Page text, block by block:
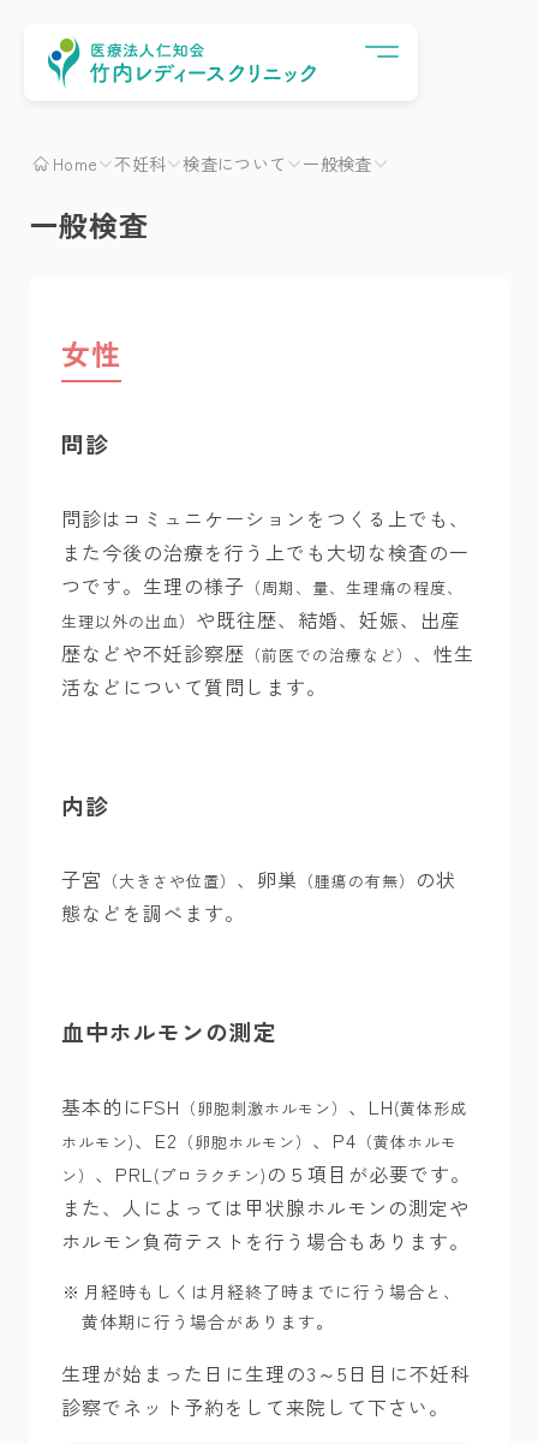
Home 不妊科 検査について 一般検査
一般検査
女性
問診
問診はコミュニケーションをつくる上でも、
また今後の治療を行う上でも大切な検査の一
つです。生理の様子 （周期、量、生理痛の程度、
生理以外の出血） や既往歴、結婚、妊娠、出産
歴などや不妊診察歴 （前医での治療など） 、性生
活などについて質問します。
内診
子宮 （大きさや位置） 、卵巣 （腫瘍の有無） の状
態などを調べます。
血中ホルモンの測定
基本的にFSH （卵胞刺激ホルモン） 、LH(黄体形成
ホルモン)、E2 （卵胞ホルモン） 、P4 （黄体ホルモ
ン） 、PRL(プロラクチン) の５項目が必要です。
また、人によっては甲状腺ホルモンの測定や
ホルモン負荷テストを行う場合もあります。
月経時もしくは月経終了時までに行う場合と、
黄体期に行う場合があります。
生理が始まった日に生理の3～5日目に不妊科
診察でネット予約をして来院して下さい。